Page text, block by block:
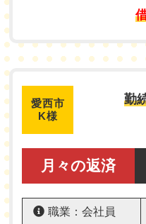
愛西市
K様
勤
月々の返済
職業：会社員